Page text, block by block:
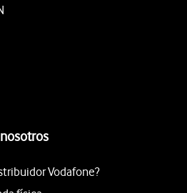
Vodafone?